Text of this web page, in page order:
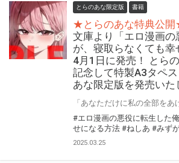
とらのあな限定版 書籍
★とらのあな特典公
文庫より「エロ漫画
が、寝取らなくても
4月1日に発売！ とら
記念して特製A3タペ
あな限定版を発売いた
#エロ漫画の悪役に転生した
せになる方法 #ねしあ #みず
2025.03.25